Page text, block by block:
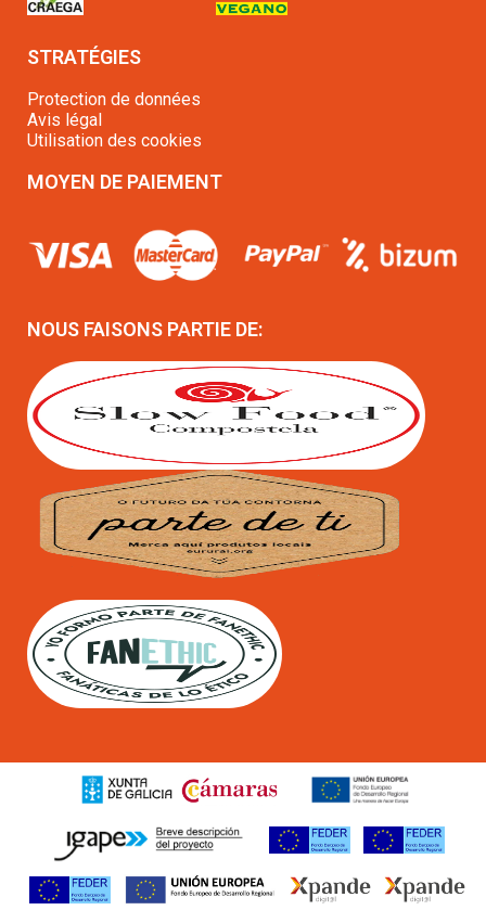
STRATÉGIES
Protection de données
Avis légal
Utilisation des cookies
MOYEN DE PAIEMENT
NOUS FAISONS PARTIE DE: